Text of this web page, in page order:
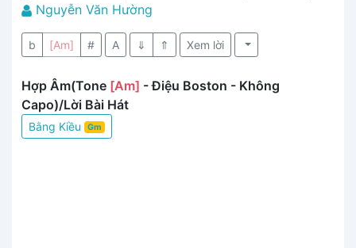
Nguyễn Văn Hường
b [Am] # A ⇓ ⇑ Xem lời
Hợp Âm(Tone [Am] - Điệu Boston - Không
Capo)/Lời Bài Hát
Bằng Kiều Gm